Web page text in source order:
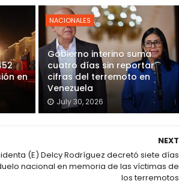
en
NACIONALES
Gobierno interino suma
cuatro días sin reportar
cifras del terremoto en
Venezuela
July 30, 2026
NEXT
(E) Delcy Rodríguez decretó siete días
nacional en memoria de las víctimas de
los terremotos